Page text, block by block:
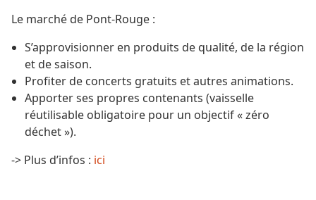
Le marché de Pont-Rouge :
S’approvisionner en produits de qualité, de la région
et de saison.
Profiter de concerts gratuits et autres animations.
Apporter ses propres contenants (vaisselle
réutilisable obligatoire pour un objectif « zéro
déchet »).
-> Plus d’infos : ici